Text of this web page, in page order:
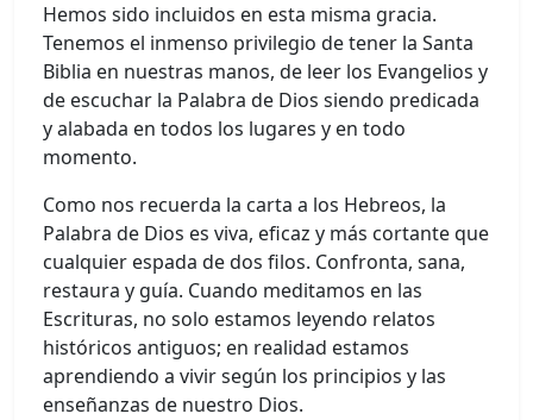
Hemos sido incluidos en esta misma gracia.
Tenemos el inmenso privilegio de tener la Santa
Biblia en nuestras manos, de leer los Evangelios y
de escuchar la Palabra de Dios siendo predicada
y alabada en todos los lugares y en todo
momento.
Como nos recuerda la carta a los Hebreos, la
Palabra de Dios es viva, eficaz y más cortante que
cualquier espada de dos filos. Confronta, sana,
restaura y guía. Cuando meditamos en las
Escrituras, no solo estamos leyendo relatos
históricos antiguos; en realidad estamos
aprendiendo a vivir según los principios y las
enseñanzas de nuestro Dios.